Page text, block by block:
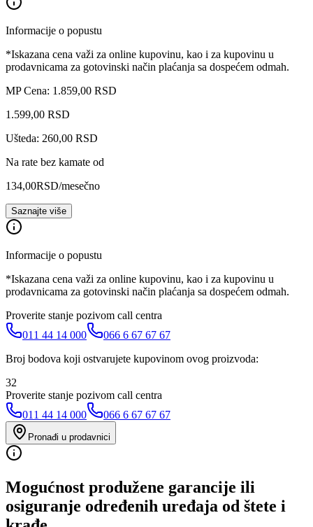
Informacije o popustu
*Iskazana cena važi za online kupovinu, kao i za kupovinu u
prodavnicama za gotovinski način plaćanja sa dospećem odmah.
MP Cena: 1.859,00 RSD
1.599,00 RSD
Ušteda: 260,00 RSD
Na rate bez kamate od
134,00RSD/mesečno
Saznajte više
Informacije o popustu
*Iskazana cena važi za online kupovinu, kao i za kupovinu u
prodavnicama za gotovinski način plaćanja sa dospećem odmah.
Proverite stanje pozivom call centra
011 44 14 000
066 6 67 67 67
Broj bodova koji ostvarujete kupovinom ovog proizvoda:
32
Proverite stanje pozivom call centra
011 44 14 000
066 6 67 67 67
Pronađi u prodavnici
Mogućnost produžene garancije ili
osiguranje određenih uređaja od štete i